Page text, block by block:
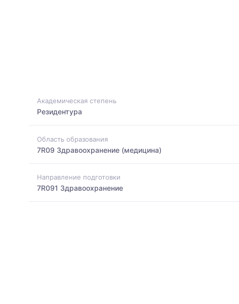
Академическая степень
Резидентура
Область образования
7R09 Здравоохранение (медицина)
Направление подготовки
7R091 Здравоохранение